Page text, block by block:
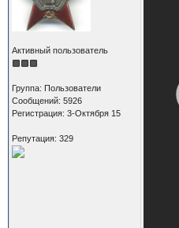
Активный пользователь
Группа: Пользователи
Сообщений: 5926
Регистрация: 3-Октября 15
Репутация: 329